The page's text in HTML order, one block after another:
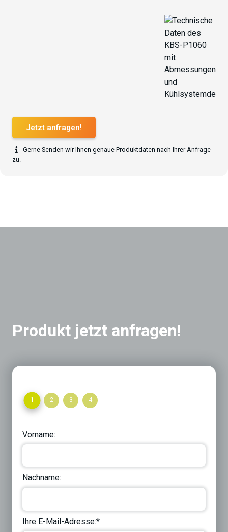
Jetzt anfragen!
Gerne Senden wir Ihnen genaue Produktdaten nach Ihrer Anfrage
zu.
Produkt jetzt anfragen!
1 2 3 4
Vorname:
Nachname:
Ihre E-Mail-Adresse:*